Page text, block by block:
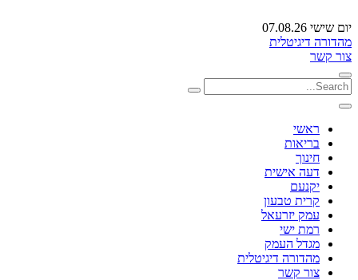
יום שישי 07.08.26
מהדורה דיגיטלית
צור קשר
ראשי
בריאות
חינוך
דעה אישית
יקנעם
קרית טבעון
עמק יזרעאל
רמת ישי
מגדל העמק
מהדורה דיגיטלית
צור קשר